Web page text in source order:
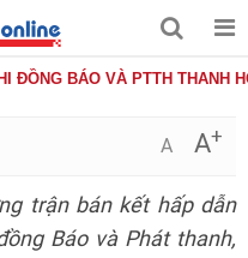
ĐỒNG BÁO VÀ PTTH THANH
A A+
trận bán kết hấp dẫn
Báo và Phát thanh,